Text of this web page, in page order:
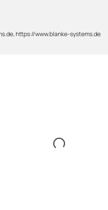
https://www.blanke-systems.de